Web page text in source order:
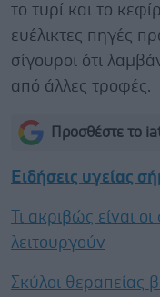
το τυρί και το
ευέλικτες πηγές
σίγουροι ότι
από άλλες τροφές.
Προσθέστε το
Ειδήσεις υγείας
Τι ακριβώς είναι
λειτουργούν
Σκύλοι